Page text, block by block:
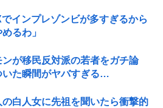
でインプレゾンビが多すぎるから
るわ」
ンが移民反対派の若者をガチ論
いた瞬間がヤバすぎる…
の白人女に先祖を聞いたら衝撃的